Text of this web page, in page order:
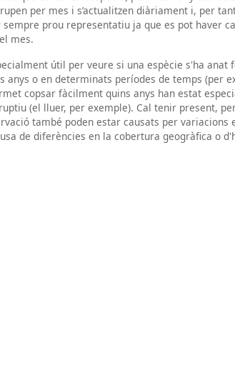
per mes i s’actualitzen diàriament i, per
prou representatiu ja que es pot haver
mes.
útil per veure si una espècie s'ha anat
anys o en determinats períodes de temps (per
copsar fàcilment quins anys han estat
(el lluer, per exemple). Cal tenir present,
també poden estar causats per variacions
de diferències en la cobertura geogràfica o